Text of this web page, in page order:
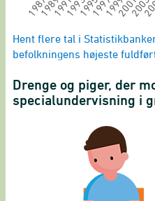
198719891991199319951997199920012003
End of interactive
Hent flere tal i
befolkningens højeste
Drenge og piger, der
specialundervisning i